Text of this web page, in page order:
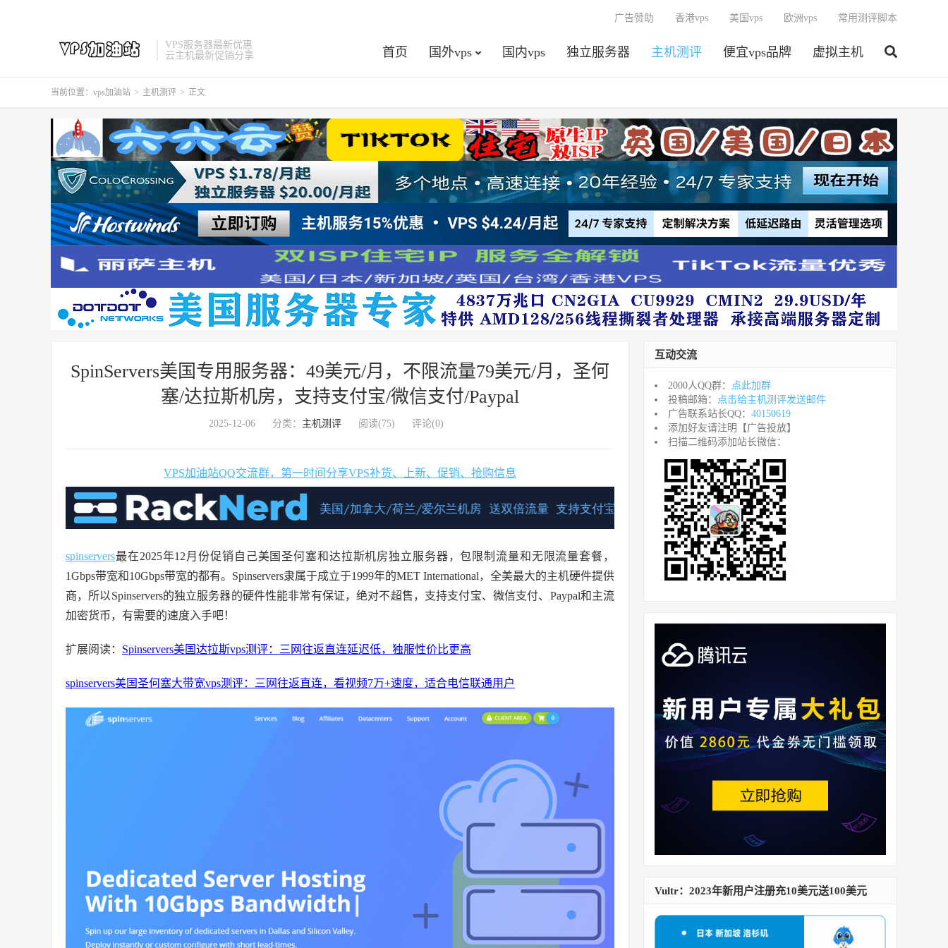
VPS服务器最新优惠
云主机最新促销分享
首页 国外vps 国内vps 独立服务器 主机测评 便宜vps品牌 虚拟主机
广告赞助 香港vps 美国vps 欧洲vps 常用测评脚本
当前位置： vps加油站 > 主机测评 > 正文
SpinServers美国专用服务器：49美元/月，不限流量79美元/月，圣何
塞/达拉斯机房，支持支付宝/微信支付/Paypal
2025-12-06 分类： 主机测评 阅读(75) 评论(0)
VPS加油站QQ交流群，第一时间分享VPS补货、上新、促销、抢购信息
spinservers最在2025年12月份促销自己美国圣何塞和达拉斯机房独立服务器，包限制流量和无限流量套餐，
1Gbps带宽和10Gbps带宽的都有。Spinservers隶属于成立于1999年的MET International，全美最大的主机硬件提供
商，所以Spinservers的独立服务器的硬件性能非常有保证，绝对不超售，支持支付宝、微信支付、Paypal和主流
加密货币，有需要的速度入手吧！
扩展阅读： Spinservers美国达拉斯vps测评：三网往返直连延迟低，独服性价比更高
spinservers美国圣何塞大带宽vps测评：三网往返直连，看视频7万+速度，适合电信联通用户
互动交流
2000人QQ群： 点此加群
投稿邮箱： 点击给主机测评发送邮件
广告联系站长QQ： 40150619
添加好友请注明【广告投放】
扫描二维码添加站长微信：
Vultr：2023年新用户注册充10美元送100美元